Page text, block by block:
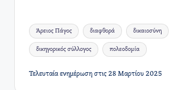
Ετικέτες:
Άρειος Πάγος διαφθορά δικαιοσύνη
δικηγορικός σύλλογος πολεοδομία
Τελευταία ενημέρωση στις 28 Μαρτίου 2025